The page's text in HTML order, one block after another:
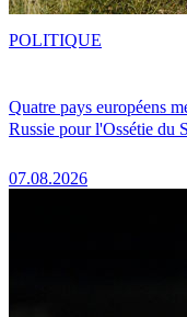
Quatre pays européens
Russie pour l'Ossétie du
07.08.2026
POLITIQUE